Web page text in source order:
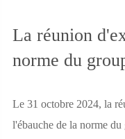
La réunion
norme du
Le 31 octobre 2024, la
l'ébauche de la norme